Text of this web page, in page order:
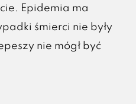
Epidemia ma
śmierci nie były
nie mógł być